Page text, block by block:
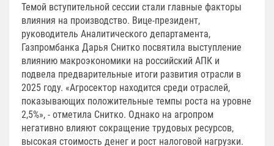
Темой вступительной сессии стали главные факторы
влияния на производство. Вице-президент,
руководитель Аналитического департамента,
Газпромбанка Дарья Снитко посвятила выступление
влиянию макроэкономики на российский АПК и
подвела предварительные итоги развития отрасли в
2025 году. «Агросектор находится среди отраслей,
показывающих положительные темпы роста на уровне
2,5%», - отметила Снитко. Однако на агропром
негативно влияют сокращение трудовых ресурсов,
высокая стоимость денег и рост налоговой нагрузки.